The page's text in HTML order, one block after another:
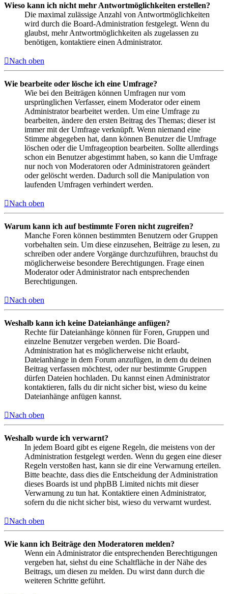
Wieso kann ich nicht mehr Antwortmöglichkeiten erstellen?
Die maximal zulässige Anzahl von Antwortmöglichkeiten
wird durch die Board-Administration festgelegt. Wenn du
glaubst, mehr Antwortmöglichkeiten als zugelassen zu
benötigen, kontaktiere einen Administrator.
Nach oben
Wie bearbeite oder lösche ich eine Umfrage?
Wie bei den Beiträgen können Umfragen nur vom
ursprünglichen Verfasser, einem Moderator oder einem
Administrator bearbeitet werden. Um eine Umfrage zu
bearbeiten, ändere den ersten Beitrag des Themas; dieser ist
immer mit der Umfrage verknüpft. Wenn niemand eine
Stimme abgegeben hat, dann können Benutzer die Umfrage
löschen oder die Umfrageoption bearbeiten. Sollte allerdings
schon ein Benutzer abgestimmt haben, so kann die Umfrage
nur noch von Moderatoren oder Administratoren geändert
oder gelöscht werden. Dadurch soll die Manipulation von
laufenden Umfragen verhindert werden.
Nach oben
Warum kann ich auf bestimmte Foren nicht zugreifen?
Manche Foren können bestimmten Benutzern oder Gruppen
vorbehalten sein. Um diese einzusehen, Beiträge zu lesen, zu
schreiben oder andere Vorgänge durchzuführen, brauchst du
möglicherweise besondere Berechtigungen. Frage einen
Moderator oder Administrator nach entsprechenden
Berechtigungen.
Nach oben
Weshalb kann ich keine Dateianhänge anfügen?
Rechte für Dateianhänge können für Foren, Gruppen und
einzelne Benutzer vergeben werden. Die Board-
Administration hat es möglicherweise nicht erlaubt,
Dateianhänge in dem Forum anzufügen, in dem du deinen
Beitrag verfassen möchtest, oder nur bestimmte Gruppen
dürfen Dateien hochladen. Du kannst einen Administrator
kontaktieren, falls du dir nicht sicher bist, wieso du keine
Dateianhänge anfügen kannst.
Nach oben
Weshalb wurde ich verwarnt?
In jedem Board gibt es eigene Regeln, die meistens von der
Administration festgelegt werden. Wenn du gegen eine dieser
Regeln verstoßen hast, kann sie dir eine Verwarnung erteilen.
Bitte beachte, dass dies die Entscheidung der Administration
dieses Boards ist und phpBB Limited nichts mit dieser
Verwarnung zu tun hat. Kontaktiere einen Administrator,
sofern du die nicht sicher bist, wieso du verwarnt wurdest.
Nach oben
Wie kann ich Beiträge den Moderatoren melden?
Wenn ein Administrator die entsprechenden Berechtigungen
vergeben hat, siehst du eine Schaltfläche in der Nähe des
Beitrags, um diesen zu melden. Du wirst dann durch die
weiteren Schritte geführt.